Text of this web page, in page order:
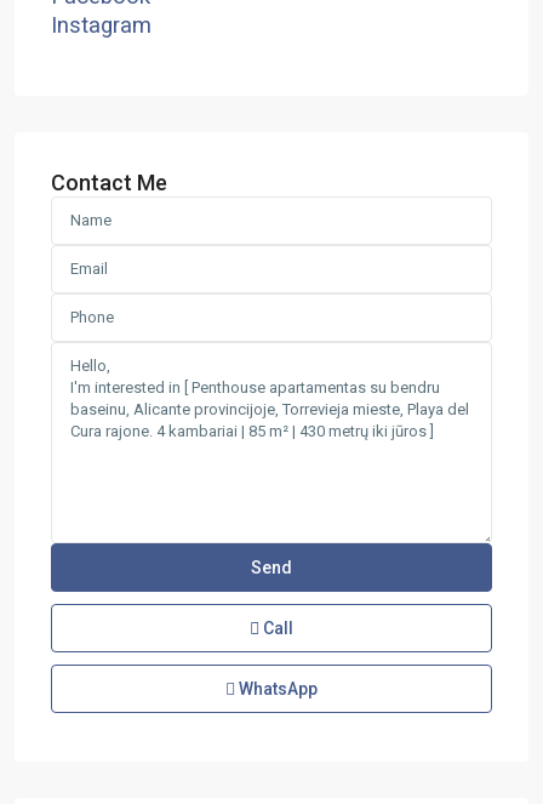
Instagram
Contact Me
Call
WhatsApp